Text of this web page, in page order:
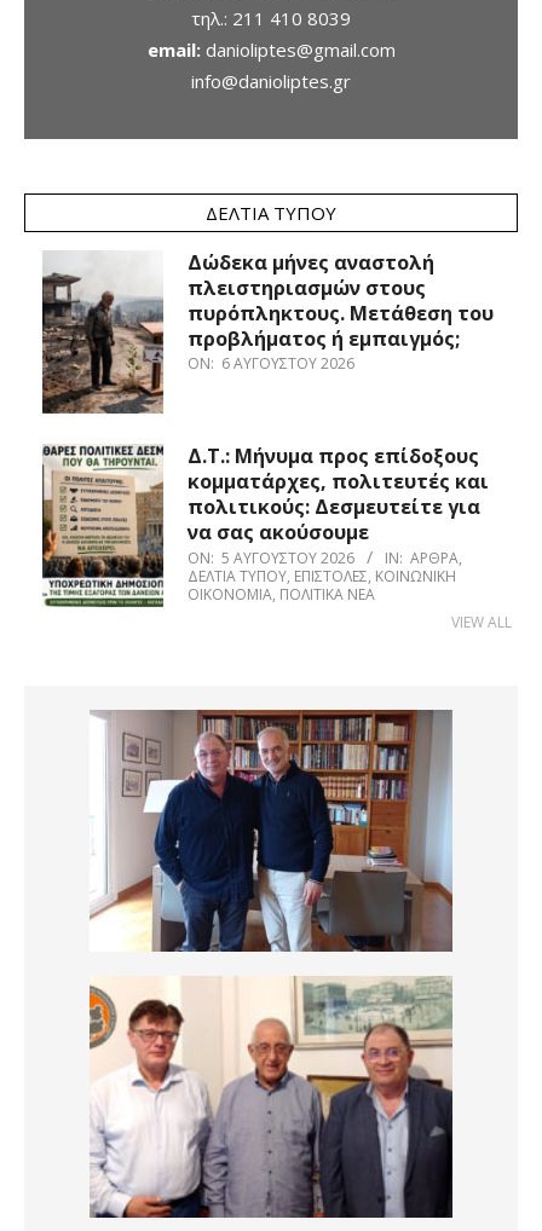
τηλ.: 211 410 8039
email: danioliptes@gmail.com
info@danioliptes.gr
ΔΕΛΤΊΑ ΤΎΠΟΥ
Δώδεκα μήνες αναστολή
πλειστηριασμών στους
πυρόπληκτους. Μετάθεση του
προβλήματος ή εμπαιγμός;
ON: 6 ΑΥΓΟΎΣΤΟΥ 2026
Δ.Τ.: Μήνυμα προς επίδοξους
κομματάρχες, πολιτευτές και
πολιτικούς: Δεσμευτείτε για
να σας ακούσουμε
ON: 5 ΑΥΓΟΎΣΤΟΥ 2026 IN: ΆΡΘΡΑ,
ΔΕΛΤΊΑ ΤΎΠΟΥ, ΕΠΙΣΤΟΛΈΣ, ΚΟΙΝΩΝΙΚΉ
ΟΙΚΟΝΟΜΊΑ, ΠΟΛΙΤΙΚΆ ΝΈΑ
VIEW ALL